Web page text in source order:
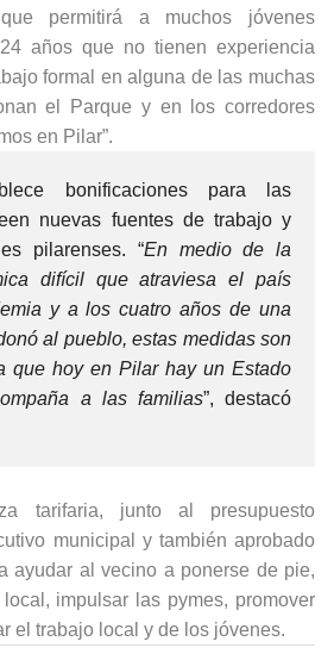
permitirá a muchos jóvenes
años que no tienen experiencia
formal en alguna de las muchas
el Parque y en los corredores
en Pilar”.
bonificaciones para las
nuevas fuentes de trabajo y
pilarenses. “En medio de la
difícil que atraviesa el país
y a los cuatro años de una
al pueblo, estas medidas son
que hoy en Pilar hay un Estado
a las familias”, destacó
tarifaria, junto al presupuesto
municipal y también aprobado
ayudar al vecino a ponerse de pie,
impulsar las pymes, promover
el trabajo local y de los jóvenes.